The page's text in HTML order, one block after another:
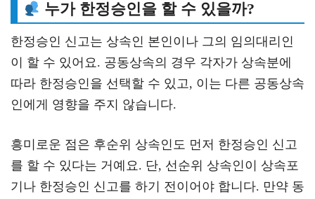
누가 한정승인을 할 수 있을까?
한정승인 신고는 상속인 본인이나 그의 임의대리인
이 할 수 있어요. 공동상속의 경우 각자가 상속분에
따라 한정승인을 선택할 수 있고, 이는 다른 공동상속
인에게 영향을 주지 않습니다.
흥미로운 점은 후순위 상속인도 먼저 한정승인 신고
를 할 수 있다는 거예요. 단, 선순위 상속인이 상속포
기나 한정승인 신고를 하기 전이어야 합니다. 만약 동